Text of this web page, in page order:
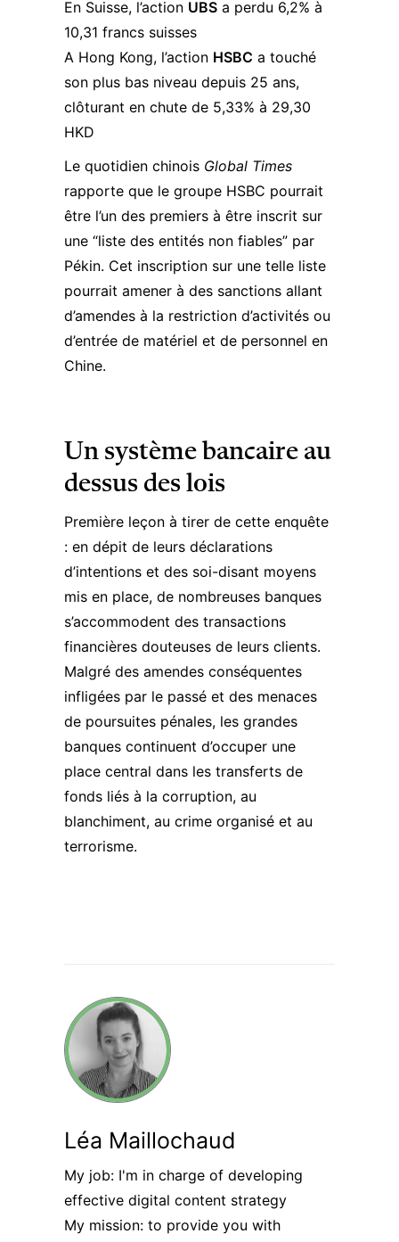
En Suisse, l’action UBS a perdu 6,2% à
10,31 francs suisses
A Hong Kong, l’action HSBC a touché
son plus bas niveau depuis 25 ans,
clôturant en chute de 5,33% à 29,30
HKD
Le quotidien chinois Global Times
rapporte que le groupe HSBC pourrait
être l’un des premiers à être inscrit sur
une “liste des entités non fiables” par
Pékin. Cet inscription sur une telle liste
pourrait amener à des sanctions allant
d’amendes à la restriction d’activités ou
d’entrée de matériel et de personnel en
Chine.
Un système bancaire au
dessus des lois
Première leçon à tirer de cette enquête
: en dépit de leurs déclarations
d’intentions et des soi-disant moyens
mis en place, de nombreuses banques
s’accommodent des transactions
financières douteuses de leurs clients.
Malgré des amendes conséquentes
infligées par le passé et des menaces
de poursuites pénales, les grandes
banques continuent d’occuper une
place central dans les transferts de
fonds liés à la corruption, au
blanchiment, au crime organisé et au
terrorisme.
Léa Maillochaud
My job: I'm in charge of developing
effective digital content strategy
My mission: to provide you with